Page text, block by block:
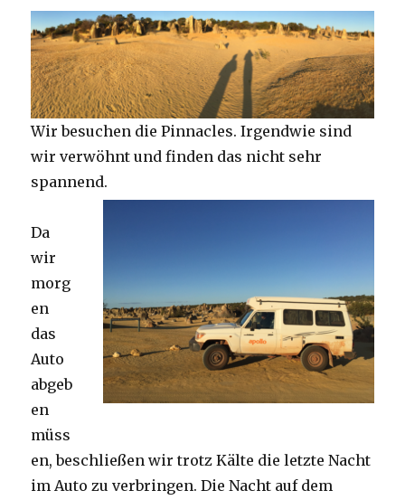
Wir besuchen die Pinnacles. Irgendwie sind
wir verwöhnt und finden das nicht sehr
spannend.
Da
wir
morg
en
das
Auto
abgeb
en
müss
en, beschließen wir trotz Kälte die letzte Nacht
im Auto zu verbringen. Die Nacht auf dem